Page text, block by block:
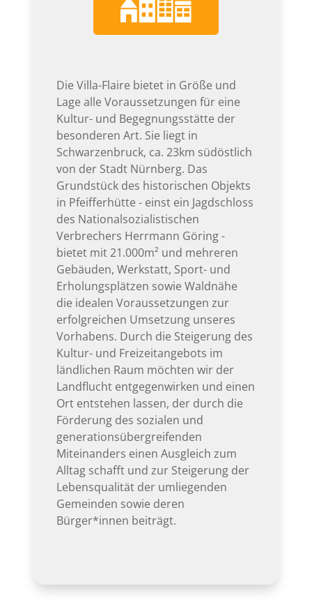
Die Villa-Flaire bietet in Größe und
Lage alle Voraussetzungen für eine
Kultur- und Begegnungsstätte der
besonderen Art. Sie liegt in
Schwarzenbruck, ca. 23km südöstlich
von der Stadt Nürnberg. Das
Grundstück des historischen Objekts
in Pfeifferhütte - einst ein Jagdschloss
des Nationalsozialistischen
Verbrechers Herrmann Göring -
bietet mit 21.000m² und mehreren
Gebäuden, Werkstatt, Sport- und
Erholungsplätzen sowie Waldnähe
die idealen Voraussetzungen zur
erfolgreichen Umsetzung unseres
Vorhabens. Durch die Steigerung des
Kultur- und Freizeitangebots im
ländlichen Raum möchten wir der
Landflucht entgegenwirken und einen
Ort entstehen lassen, der durch die
Förderung des sozialen und
generationsübergreifenden
Miteinanders einen Ausgleich zum
Alltag schafft und zur Steigerung der
Lebensqualität der umliegenden
Gemeinden sowie deren
Bürger*innen beiträgt.